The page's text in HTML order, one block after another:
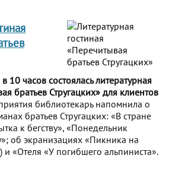
10 часов состоялась литературная
братьев Стругацких» для клиентов
библиотекарь напомнила о
братьев Стругацких: «В стране
к бегству», «Понедельник
об экранизациях «Пикника на
и «Отеля «У погибшего альпиниста».